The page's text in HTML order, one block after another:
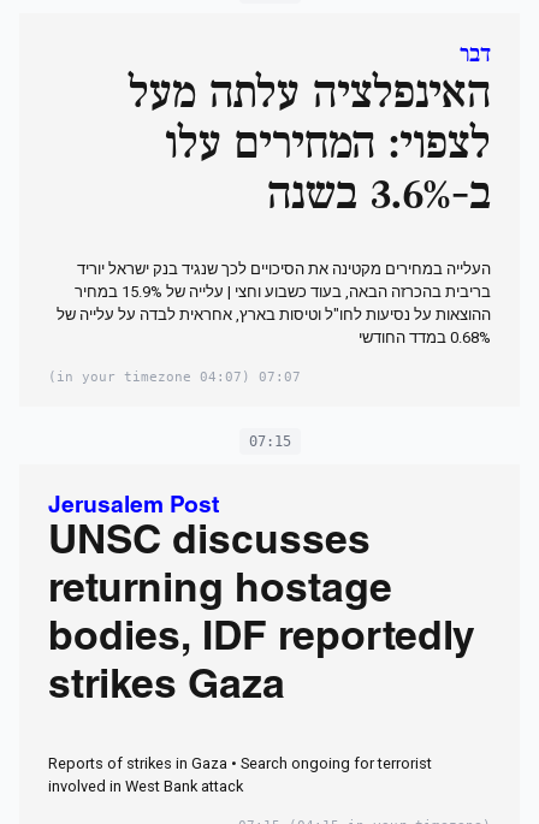
דבר
האינפלציה עלתה מעל
לצפוי: המחירים עלו
ב-3.6% בשנה
העלייה במחירים מקטינה את הסיכויים לכך שנגיד בנק ישראל יוריד
בריבית בהכרזה הבאה, בעוד כשבוע וחצי | עלייה של 15.9% במחיר
ההוצאות על נסיעות לחו"ל וטיסות בארץ, אחראית לבדה על עלייה של
0.68% במדד החודשי
07:07
(04:07 in your timezone)
07:15
Jerusalem Post
UNSC discusses
returning hostage
bodies, IDF reportedly
strikes Gaza
Reports of strikes in Gaza • Search ongoing for terrorist
involved in West Bank attack